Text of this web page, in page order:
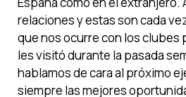
relaciones y estas son cada
que nos ocurre con los clubes
les visitó durante la pasada
hablamos de cara al próximo
siempre las mejores